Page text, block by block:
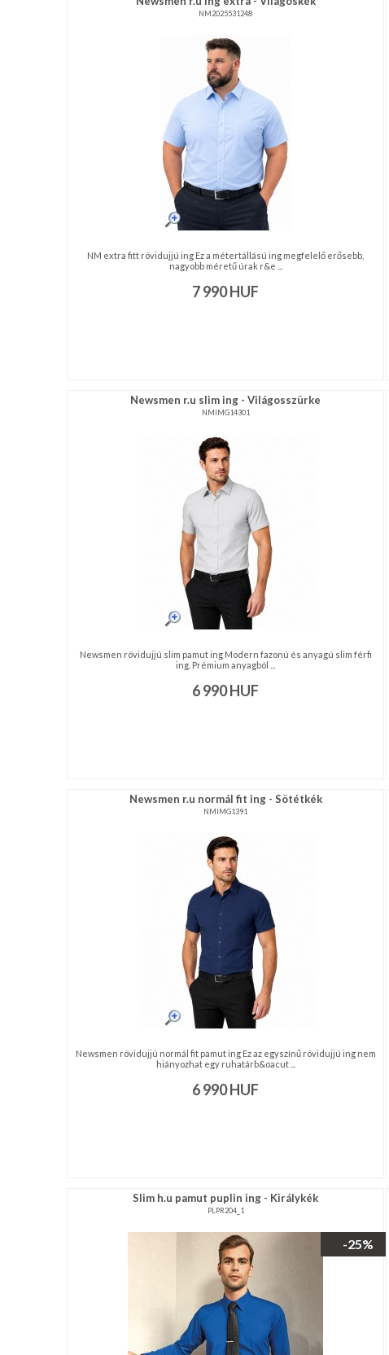
NM2025531248
NM extra fitt rövidujjú ing Ez a métertállású ing megfelelő erősebb,
nagyobb méretű úrak r&e ...
7 990HUF
Newsmen r.u slim ing - Világosszürke
NMIMG14301
Newsmen rövidujjú slim pamut ing Modern fazonú és anyagú slim férfi
ing. Prémium anyagból ...
6 990HUF
Newsmen r.u normál fit ing - Sötétkék
NMIMG1391
Newsmen rövidujjú normál fit pamut ing Ez az egyszínű rövidujjú ing nem
hiányozhat egy ruhatárb&oacut ...
6 990HUF
Slim h.u pamut puplin ing - Királykék
PLPR204_1
-25%